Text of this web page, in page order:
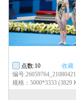
收藏
点数:10
编号
规格：5000*3333 (3829